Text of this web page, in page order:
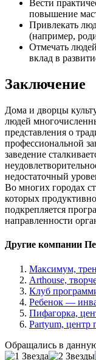
Вести
повышение
Привлекать
(например,
Отмечать
вклад в
Заключение
Дома и дворцы
людей
представления о
профессиональной
заведение
недостаточный
Во многих городах
которых
подкрепляется
направленности
Другие компании
Максимум,
Arthouse,
Клуб
Ребенок —
Пифагорка,
Partyum, центр
Обращались в